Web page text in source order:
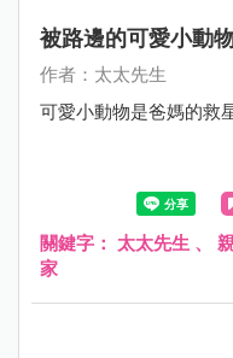
被路邊的可愛小動
作者：太太先生
可愛小動物是爸媽的救
關鍵字： 太太先生 、
家